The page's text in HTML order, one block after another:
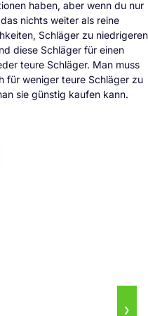
haben, aber wenn du nur
nichts weiter als reine
Schläger zu niedrigeren
diese Schläger für einen
teure Schläger. Man muss
für weniger teure Schläger zu
sie günstig kaufen kann.
❯